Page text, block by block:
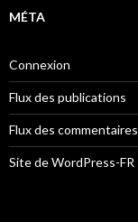
MÉTA
Connexion
Flux des publications
Flux des commentaires
Site de WordPress-FR